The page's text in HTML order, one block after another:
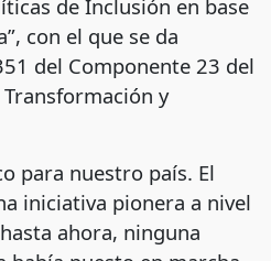
de Inclusión en base
con el que se da
del Componente 23 del
y
para nuestro país. El
iniciativa pionera a nivel
ahora, ninguna